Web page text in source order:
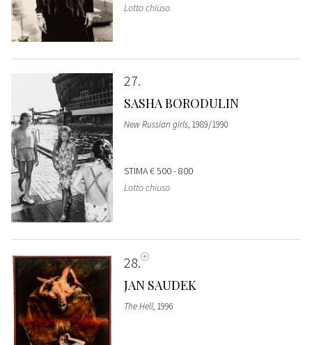
Lotto chiuso
27
SASHA BORODULIN
New Russian girls, 1989/1990
STIMA€ 500 - 800
Lotto chiuso
28
JAN SAUDEK
The Hell, 1996